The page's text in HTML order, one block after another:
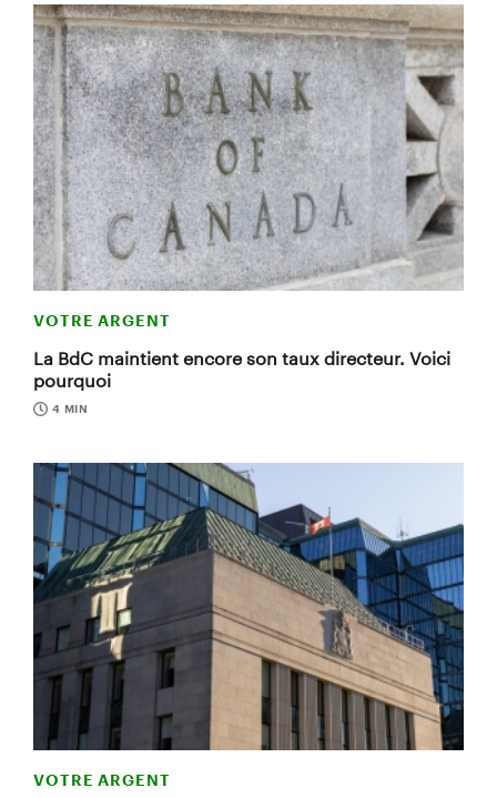
VOTRE ARGENT
La BdC maintient encore son taux directeur. Voici
pourquoi
4 MIN
VOTRE ARGENT